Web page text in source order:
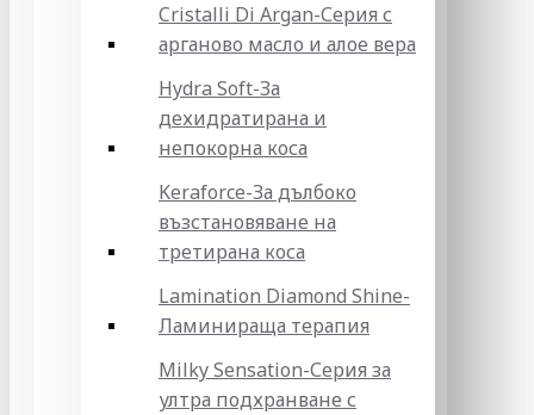
Cristalli Di Argan-Серия с
арганово масло и алое вера
Hydra Soft-За
дехидратирана и
непокорна коса
Keraforce-За дълбоко
възстановяване на
третирана коса
Lamination Diamond Shine-
Ламинираща терапия
Milky Sensation-Серия за
ултра подхранване с